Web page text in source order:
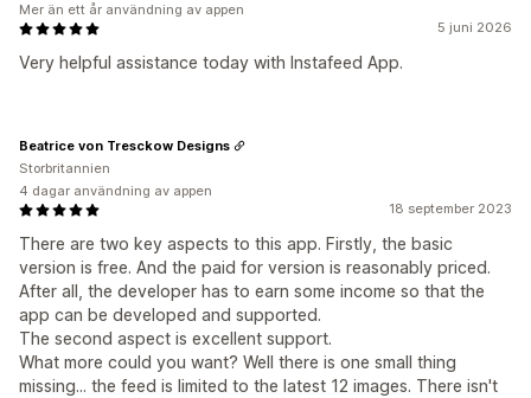
5 juni 2026
Very helpful assistance today with Instafeed App.
Mer än ett år användning av appen
18 september 2023
There are two key aspects to this app. Firstly, the basic
version is free. And the paid for version is reasonably priced.
After all, the developer has to earn some income so that the
app can be developed and supported.
The second aspect is excellent support.
What more could you want? Well there is one small thing
missing... the feed is limited to the latest 12 images. There isn't
Beatrice von Tresckow Designs
Storbritannien
4 dagar användning av appen